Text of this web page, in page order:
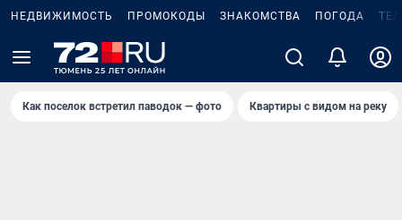
НЕДВИЖИМОСТЬ ПРОМОКОДЫ ЗНАКОМСТВА ПОГОДА
Как поселок встретил паводок — фото Квартиры с видом на реку